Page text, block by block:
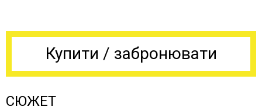
Купити / забронювати
СЮЖЕТ